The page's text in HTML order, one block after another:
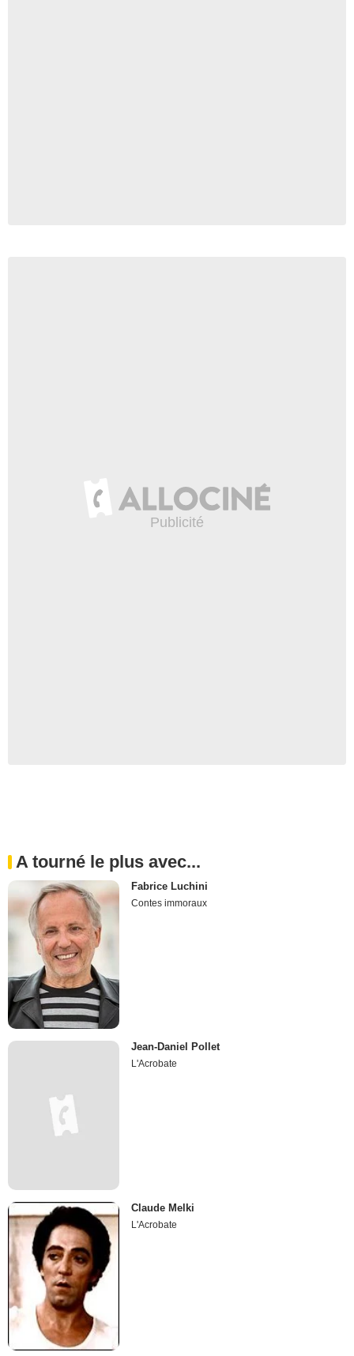
A tourné le plus avec...
Fabrice Luchini
Contes immoraux
Jean-Daniel Pollet
L'Acrobate
Claude Melki
L'Acrobate